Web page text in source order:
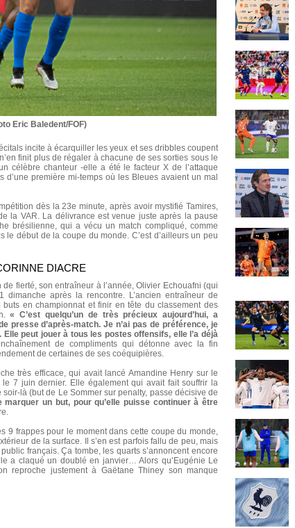
Eric Baledent/FOF)
incite à écarquiller les yeux et ses dribbles coupent
finit plus de régaler à chacune de ses sorties sous le
célèbre chanteur -elle a été le facteur X de l’attaque
première mi-temps où les Bleues avaient un mal
dès la 23e minute, après avoir mystifié Tamires,
la VAR. La délivrance est venue juste après la pause
brésilienne, qui a vécu un match compliqué, comme
début de la coupe du monde. C’est d’ailleurs un peu
DIACRE
fierté, son entraîneur à l’année, Olivier Echouafni (qui
après la rencontre. L’ancien entraîneur de
en championnat et finir en tête du classement des
« C’est quelqu’un de très précieux aujourd’hui, a
presse d’après-match. Je n’ai pas de préférence, je
Elle peut jouer à tous les postes offensifs, elle l’a déjà
de compliments qui détonne avec la fin
de certaines de ses coéquipières.
très efficace, qui avait lancé Amandine Henry sur le
7 juin dernier. Elle également qui avait fait souffrir la
là (but de Le Sommer sur penalty, passe décisive de
marquer un but, pour qu’elle puisse continuer à être
9 frappes pour le moment dans cette coupe du monde,
de la surface. Il s’en est parfois fallu de peu, mais
français. Ça tombe, les quarts s’annoncent encore
a claqué un doublé en janvier… Alors qu’Eugénie Le
reproche justement à Gaëtane Thiney son manque